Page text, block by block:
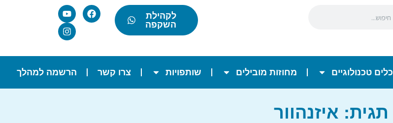
לקהילת
השקפה
כלים טכנולוגיים מחוזות מובילים שותפויות צרו קשר הרשמה למהלך
תגית: איזנהוור